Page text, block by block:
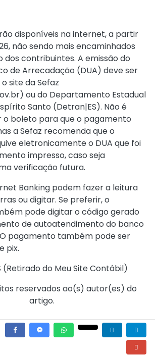
disponíveis na internet, a partir
não sendo mais encaminhados
dos contribuintes. A emissão do
de Arrecadação (DUA) deve ser
site da Sefaz
ou do Departamento Estadual
Santo (Detran|ES). Não é
o boleto para que o pagamento
a Sefaz recomenda que o
eletronicamente o DUA que foi
impresso, caso seja
verificação futura.
Banking podem fazer a leitura
ou digitar. Se preferir, o
pode digitar o código gerado
de autoatendimento do banco
pagamento também pode ser
pix.
(Retirado do Meu Site Contábil)
reservados ao(s) autor(es) do
artigo.